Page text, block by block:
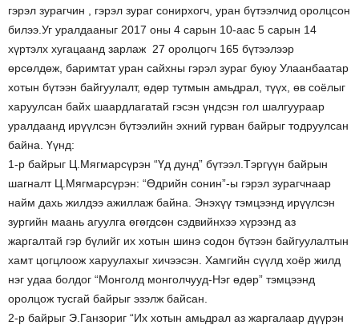
гэрэл зурагчин , гэрэл зураг сонирхогч, уран бүтээлчид оролцсон
билээ.Уг уралдааныг 2017 оны 4 сарын 10-аас 5 сарын 14
хүртэлх хугацаанд зарлаж 27 оролцогч 165 бүтээлээр
өрсөлдөж, баримтат уран сайхны гэрэл зураг буюу Улаанбаатар
хотын бүтээн байгуулалт, өдөр тутмын амьдрал, түүх, өв соёлыг
харуулсан байх шаардлагатай гэсэн үндсэн гол шалгуураар
уралдаанд ирүүлсэн бүтээлийн эхний гурван байрыг тодруулсан
байна. Үүнд:
1-р байрыг Ц.Мягмарсүрэн “Үд дунд” бүтээл.Тэргүүн байрын
шагналт Ц.Мягмарсүрэн: “Өдрийн сонин”-ы гэрэл зурагчнаар
найм дахь жилдээ ажиллаж байна. Энэхүү тэмцээнд ирүүлсэн
зургийн маань агуулга өгөгдсөн сэдвийнхээ хүрээнд аз
жаргалтай гэр бүлийг их хотын шинэ содон бүтээн байгуулалтын
хамт цогцлоож харуулахыг хичээсэн. Хамгийн сүүлд хоёр жилд
нэг удаа болдог “Монголд монголчууд-Нэг өдөр” тэмцээнд
оролцож тусгай байрыг эзэлж байсан.
2-р байрыг Э.Ганзориг “Их хотын амьдрал аз жаргалаар дүүрэн